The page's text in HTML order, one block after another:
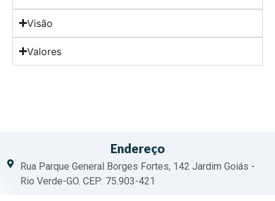
Visão
Valores
Endereço
Rua Parque General Borges Fortes, 142 Jardim Goiás -
Rio Verde-GO. CEP: 75.903-421